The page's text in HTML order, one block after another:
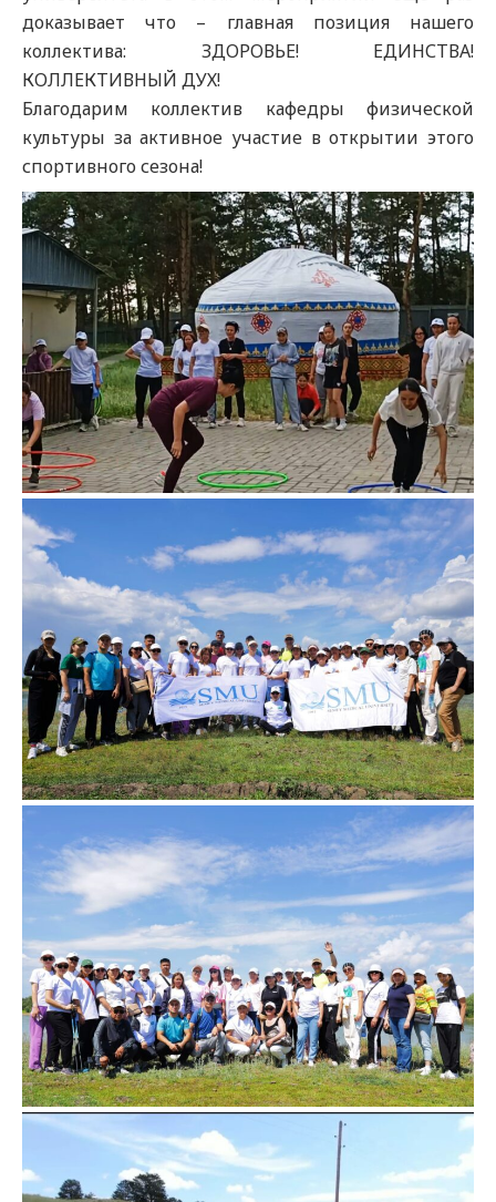
доказывает что – главная позиция нашего
коллектива: ЗДОРОВЬЕ! ЕДИНСТВА!
КОЛЛЕКТИВНЫЙ ДУХ!
Благодарим коллектив кафедры физической
культуры за активное участие в открытии этого
спортивного сезона!